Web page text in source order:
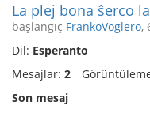
La plej bona ŝerco
başlangıç FrankoVoglero,
Dil: Esperanto
Mesajlar: 2
Son mesaj